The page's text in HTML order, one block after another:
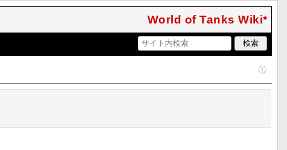
World of Tanks Wiki*